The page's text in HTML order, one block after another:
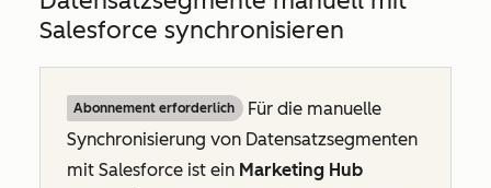
Salesforce synchronisieren
Abonnement erforderlich
Für die manuelle
Synchronisierung von Datensatzsegmenten
mit Salesforce ist ein Marketing Hub